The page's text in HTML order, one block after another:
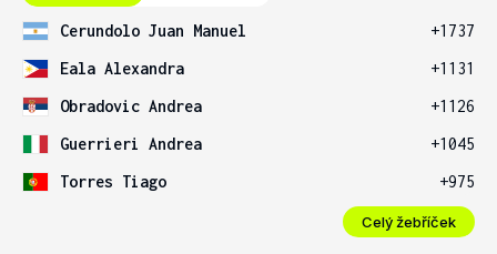
Cerundolo Juan Manuel
+1737
Eala Alexandra
+1131
Obradovic Andrea
+1126
Guerrieri Andrea
+1045
Torres Tiago
+975
Celý žebříček